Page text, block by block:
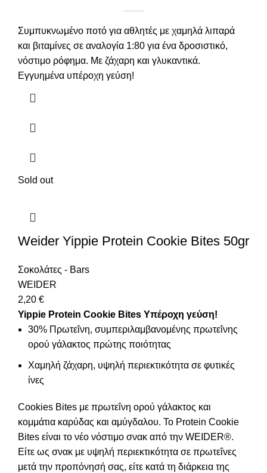
Συμπυκνωμένο ποτό για αθλητές με χαμηλά λιπαρά
και βιταμίνες σε αναλογία 1:80 για ένα δροσιστικό,
νόστιμο ρόφημα. Με ζάχαρη και γλυκαντικά.
Εγγυημένα υπέροχη γεύση!
Sold out
Weider Yippie Protein Cookie Bites 50gr
Σοκολάτες - Bars
WEIDER
2,20 €
Yippie Protein Cookie Bites Υπέροχη γεύση!
30% Πρωτεΐνη, συμπεριλαμβανομένης πρωτεΐνης
ορού γάλακτος πρώτης ποιότητας
Χαμηλή ζάχαρη, υψηλή περιεκτικότητα σε φυτικές
ίνες
Cookies Bites με πρωτεΐνη ορού γάλακτος και
κομμάτια καρύδας και αμύγδαλου. Το Protein Cookie
Bites είναι το νέο νόστιμο σνακ από την WEIDER®.
Είτε ως σνακ με υψηλή περιεκτικότητα σε πρωτεΐνες
μετά την προπόνησή σας, είτε κατά τη διάρκεια της